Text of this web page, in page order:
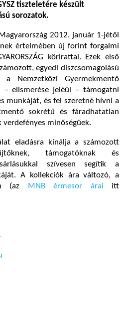
tiszteletére készült
sorozatok.
2012. január 1-jétől
értelmében új forint forgalmi
körirattal. Ezek első
egyedi díszcsomagolású
a Nemzetközi Gyermekmentő
– elismerése jeléül – támogatni
munkáját, és fel szeretné hívni a
sokrétű és fáradhatatlan
verdefényes minőségűek.
eladásra kínálja a számozott
támogatóknak és
szívesen segítik a
A kollekciók ára változó, a
(az
MNB érmesor árai itt